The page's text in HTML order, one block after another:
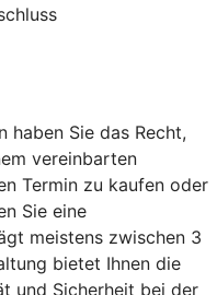
haben Sie das Recht,
vereinbarten
Termin zu kaufen oder
Sie eine
meistens zwischen 3
bietet Ihnen die
und Sicherheit bei der